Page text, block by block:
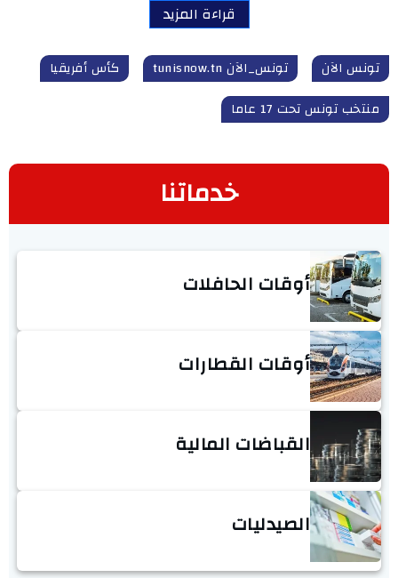
قراءة المزيد
تونس الآن تونس_الآن tunisnow.tn
كأس أفريقيا
منتخب تونس تحت 17 عاما
خدماتنا
أوقات الحافلات
أوقات القطارات
القباضات المالية
الصيدليات